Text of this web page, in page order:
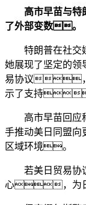
高市早苗与
了外部变数。
特朗普在社
她展现了坚定的
易协议，
示了支持
高市早苗回
手推动美日同盟
区域环境。
若美日贸易
心，为